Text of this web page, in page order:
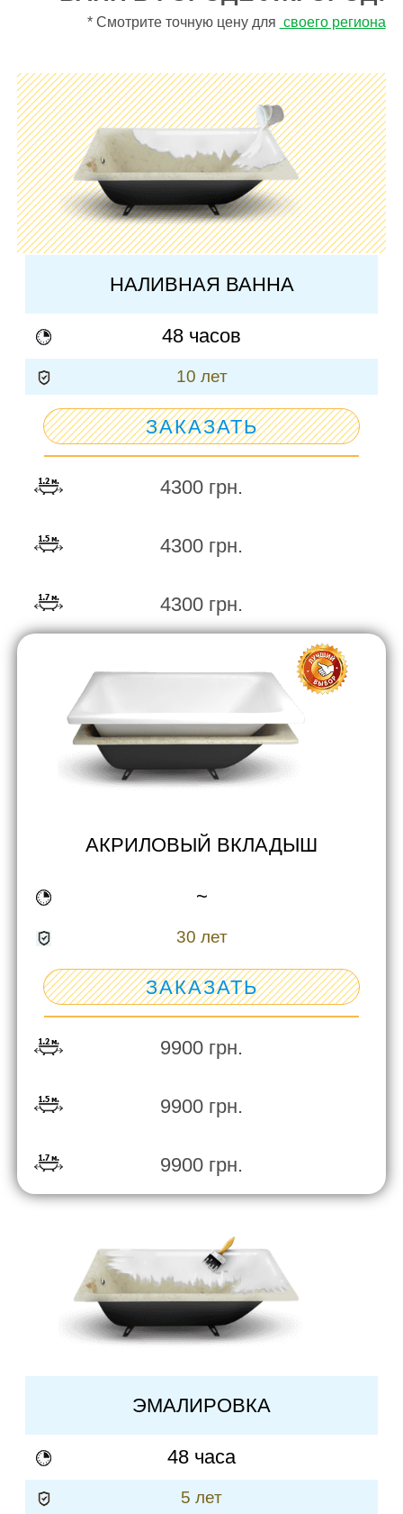
* Смотрите точную цену для своего региона
НАЛИВНАЯ ВАННА
48 часов
10 лет
ЗАКАЗАТЬ
4300 грн.
4300 грн.
4300 грн.
АКРИЛОВЫЙ ВКЛАДЫШ
~
30 лет
ЗАКАЗАТЬ
9900 грн.
9900 грн.
9900 грн.
ЭМАЛИРОВКА
48 часа
5 лет